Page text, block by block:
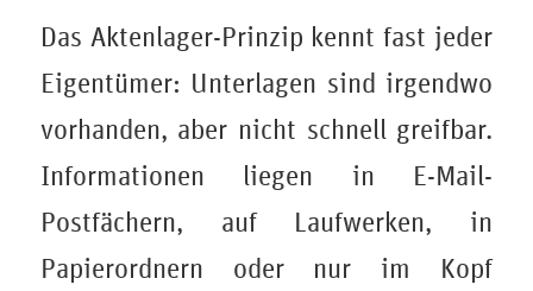
Das Aktenlager-Prinzip kennt fast jeder
Eigentümer: Unterlagen sind irgendwo
vorhanden, aber nicht schnell greifbar.
Informationen liegen in E-Mail-
Postfächern, auf Laufwerken, in
Papierordnern oder nur im Kopf